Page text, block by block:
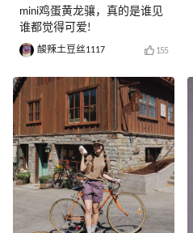
mini鸡蛋黄龙骧，真的是谁见
谁都觉得可爱!
酸辣土豆丝1117 155